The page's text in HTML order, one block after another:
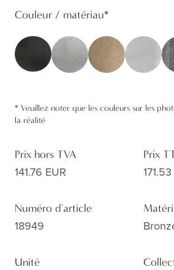
Couleur / matériau*
* Veuillez noter que les couleurs sur les
la réalité
Prix hors TVA
141.76 EUR
Prix
Numéro d'article
18949
Unité